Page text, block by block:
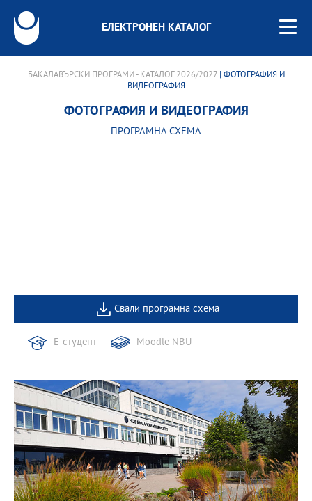
ЕЛЕКТРОНЕН КАТАЛОГ
БАКАЛАВЪРСКИ ПРОГРАМИ - КАТАЛОГ 2026/2027| ФОТОГРАФИЯ И
ВИДЕОГРАФИЯ
ФОТОГРАФИЯ И ВИДЕОГРАФИЯ
ПРОГРАМНА СХЕМА
Свали програмна схема
Е-студент Moodle NBU